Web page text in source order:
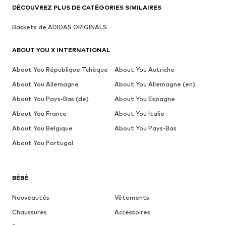
BÉBÉ
Nouveautés
Vêtements
Chaussures
Accessoires
DÉCOUVREZ PLUS DE CATÉGORIES SIMILAIRES
Baskets de ADIDAS ORIGINALS
ABOUT YOU X INTERNATIONAL
About You République Tchèque
About You Autriche
About You Allemagne
About You Allemagne (en)
About You Pays-Bas (de)
About You Espagne
About You France
About You Italie
About You Belgique
About You Pays-Bas
About You Portugal